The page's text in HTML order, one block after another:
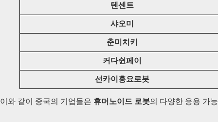
텐센트
샤오미
춘미치키
커다쉰페이
선카이흥요로봇
이와 같이 중국의 기업들은 휴머노이드 로봇의 다양한 응용 가